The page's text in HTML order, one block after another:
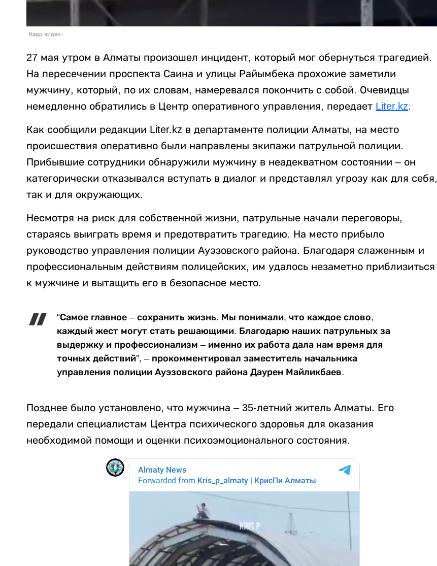
Кадр видео
27 мая утром в Алматы произошел инцидент, который мог обернуться трагедией.
На пересечении проспекта Саина и улицы Райымбека прохожие заметили
мужчину, который, по их словам, намеревался покончить с собой. Очевидцы
немедленно обратились в Центр оперативного управления, передает Liter.kz.
Как сообщили редакции Liter.kz в департаменте полиции Алматы, на место
происшествия оперативно были направлены экипажи патрульной полиции.
Прибывшие сотрудники обнаружили мужчину в неадекватном состоянии – он
категорически отказывался вступать в диалог и представлял угрозу как для себя,
так и для окружающих.
Несмотря на риск для собственной жизни, патрульные начали переговоры,
стараясь выиграть время и предотвратить трагедию. На место прибыло
руководство управления полиции Ауэзовского района. Благодаря слаженным и
профессиональным действиям полицейских, им удалось незаметно приблизиться
к мужчине и вытащить его в безопасное место.
“Самое главное – сохранить жизнь. Мы понимали, что каждое слово,
каждый жест могут стать решающими. Благодарю наших патрульных за
выдержку и профессионализм – именно их работа дала нам время для
точных действий”, – прокомментировал заместитель начальника
управления полиции Ауэзовского района Даурен Майликбаев.
Позднее было установлено, что мужчина – 35-летний житель Алматы. Его
передали специалистам Центра психического здоровья для оказания
необходимой помощи и оценки психоэмоционального состояния.